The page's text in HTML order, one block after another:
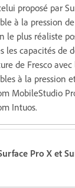
proposé par
à la pression
le plus réaliste
les capacités de
de Fresco
à la pression
MobileStudio
Intuos.
Pro X et